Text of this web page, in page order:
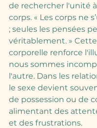
de rechercher l'unité
corps. « Les corps ne
; seules les pensées
véritablement. »
corporelle renforce
nous sommes
l'autre. Dans les
le sexe devient
de possession ou de
alimentant des
et des frustrations.